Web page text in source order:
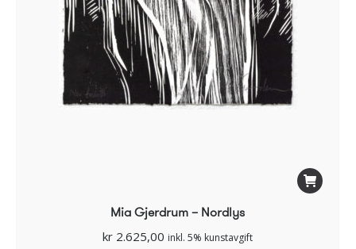
Mia Gjerdrum – Nordlys
kr 2.625,00 inkl. 5% kunstavgift